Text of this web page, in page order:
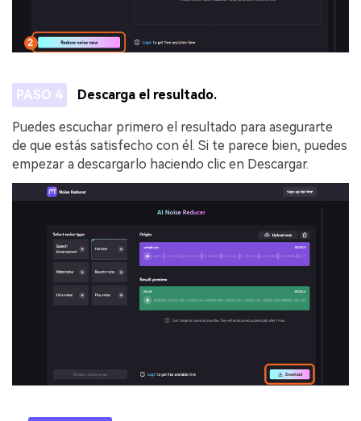
PASO 4 Descarga el resultado.
Puedes escuchar primero el resultado para asegurarte
de que estás satisfecho con él. Si te parece bien, puedes
empezar a descargarlo haciendo clic en Descargar.